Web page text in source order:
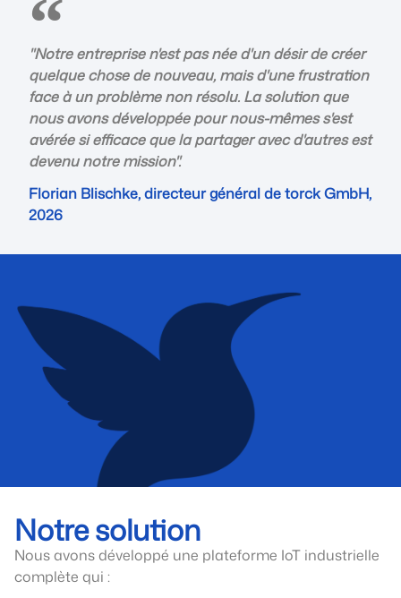
"Notre entreprise n'est pas née d'un désir de créer
quelque chose de nouveau, mais d'une frustration
face à un problème non résolu. La solution que
nous avons développée pour nous-mêmes s'est
avérée si efficace que la partager avec d'autres est
devenu notre mission".
Florian Blischke, directeur général de torck GmbH,
2026
Notre solution
Nous avons développé une plateforme IoT industrielle
complète qui :